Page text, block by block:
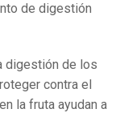
de digestión
digestión de los
contra el
la fruta ayudan a